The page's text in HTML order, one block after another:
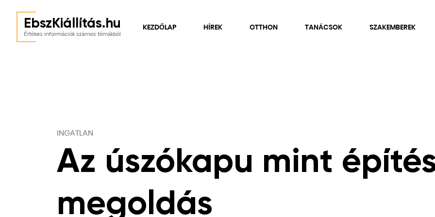
EbszKiállítás.hu
Értékes információk számos témákból
KEZDŐLAP HÍREK OTTHON TANÁCSOK SZAKEMBEREK
INGATLAN
Az úszókapu mint
megoldás